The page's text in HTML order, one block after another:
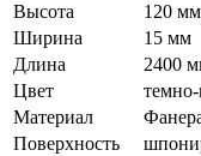
Высота
120 мм
Ширина
15 мм
Длина
2400
Цвет
Материал
Поверхность